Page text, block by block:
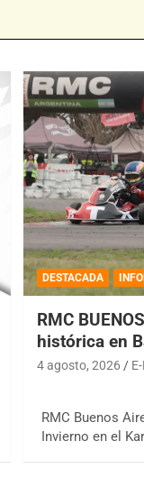
DESTACADA
RMC
histórica en
4 agosto, 2026
RMC Buenos
Invierno en el